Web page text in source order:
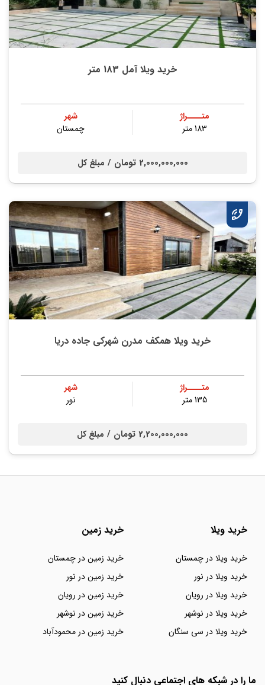
خرید ویلا آمل 183 متر
متــــراژ
183 متر
شهر
چمستان
2,000,000,000 تومان / مبلغ کل
خرید ویلا همکف مدرن شهرکی جاده دریا
متــــراژ
135 متر
شهر
نور
2,200,000,000 تومان / مبلغ کل
خرید ویلا
خرید ویلا در چمستان
خرید ویلا در نور
خرید ویلا در رویان
خرید ویلا در نوشهر
خرید ویلا در سی سنگان
خرید زمین
خرید زمین در چمستان
خرید زمین در نور
خرید زمین در رویان
خرید زمین در نوشهر
خرید زمین در محمودآباد
ما را در شبکه های اجتماعی دنبال کنید